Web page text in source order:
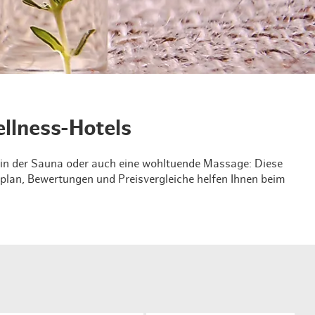
& Lifestyle
shoppen
essen & trinken
Hotels
der Sauna oder auch eine wohltuende Massage: Diese
Bewertungen und Preisvergleiche helfen Ihnen beim